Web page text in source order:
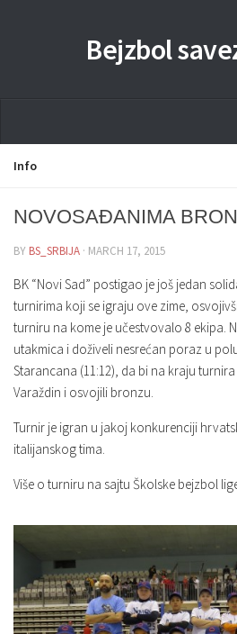
Bejzbol
Home
Liga
Sponzorstva
Dokumenta
Kontakti Timova
Javne nabavke
Kontakt
Info
NOVOSAĐANIMA
BY BS_SRBIJA · MARCH 17, 2015
BK “Novi Sad” postigao je još jedan
turnirima koji se igraju ove zime,
turniru na kome je učestvovalo 8 ekipa.
utakmica i doživeli nesrećan poraz u
Starancana (11:12), da bi na kraju
Varaždin i osvojili bronzu.
Turnir je igran u jakoj konkurenciji
italijanskog tima.
Više o turniru na sajtu Školske bejzbol